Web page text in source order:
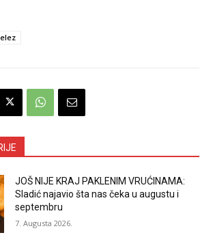
JOŠ NIJE KRAJ PAKLENIM VRUĆINAMA:
Sladić najavio šta nas čeka u augustu i
septembru
7. Augusta 2026.